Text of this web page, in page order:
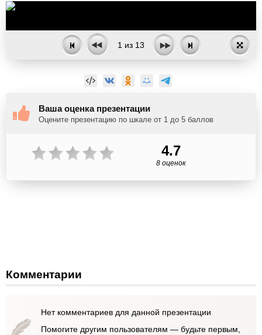
1 из 13
Ваша оценка презентации
Оцените презентацию по шкале от 1 до 5 баллов
4.7
8 оценок
Комментарии
Нет комментариев для данной презентации
Помогите другим пользователям — будьте первым,